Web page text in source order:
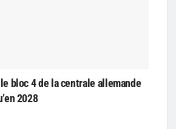
bloc 4 de la centrale allemande
2028